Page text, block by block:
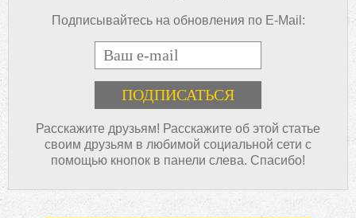
Подписывайтесь на обновления по E-Mail:
E-mail
Расскажите друзьям! Расскажите об этой статье
своим друзьям в любимой социальной сети с
помощью кнопок в панели слева. Спасибо!